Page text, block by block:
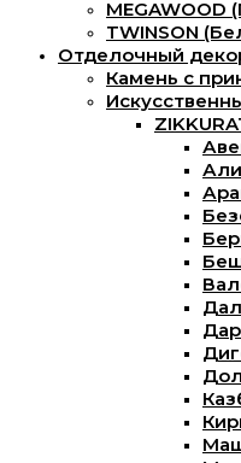
MEGAWOOD
TWINSON
Отделочный
Камень с